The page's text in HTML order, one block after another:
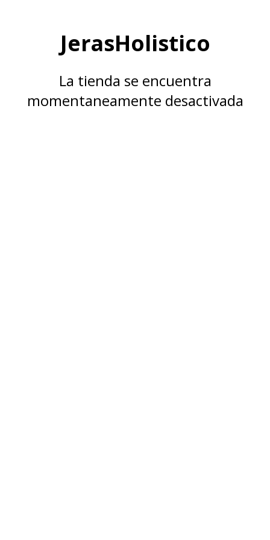
JerasHolistico
La tienda se encuentra
momentaneamente desactivada